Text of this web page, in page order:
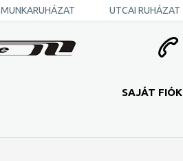
SAJÁT FIÓK
MUNKARUHÁZAT UTCAI RUHÁZAT